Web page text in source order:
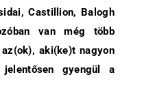
Castillion, Balogh
van még több
aki(ke)t nagyon
gyengül a